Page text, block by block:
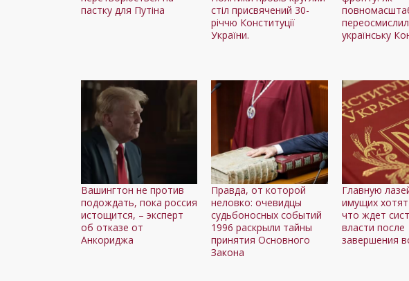
пастку для Путіна
стіл присвячений 30-
річчю Конституції
України.
українську
Вашингтон не против
подождать, пока россия
истощится, – эксперт
об отказе от
Анкориджа
Правда, от которой
неловко: очевидцы
судьбоносных событий
1996 раскрыли тайны
принятия Основного
Закона
Главную
имущих
что ждет
власти после
завершения